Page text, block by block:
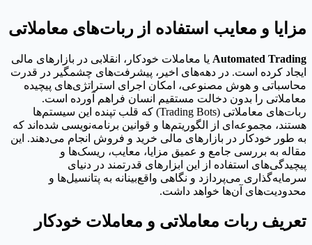
مزایا و معایب استفاده از ربات‌های معاملاتی
Automated Trading یا معاملات خودکار، انقلابی در بازارهای مالی
ایجاد کرده است. در دهه‌های اخیر، پیشرفت‌های چشمگیر در قدرت
محاسباتی و هوش مصنوعی، امکان اجرای استراتژی‌های پیچیده
معاملاتی را بدون دخالت مستقیم انسان فراهم آورده است.
ربات‌های معاملاتی (Trading Bots) که قلب تپنده این سیستم‌ها
هستند، مجموعه‌ای از الگوریتم‌ها و قوانین برنامه‌نویسی شده‌اند که
به طور خودکار در بازارهای مالی خرید و فروش انجام می‌دهند. این
مقاله به بررسی جامع و عمیق مزایا، معایب، ریسک‌ها و
پیچیدگی‌های استفاده از این ابزارهای قدرتمند در دنیای
سرمایه‌گذاری می‌پردازد و نگاهی واقع‌بینانه به پتانسیل‌ها و
محدودیت‌های آن‌ها خواهد داشت.
تعریف ربات معاملاتی و معاملات خودکار